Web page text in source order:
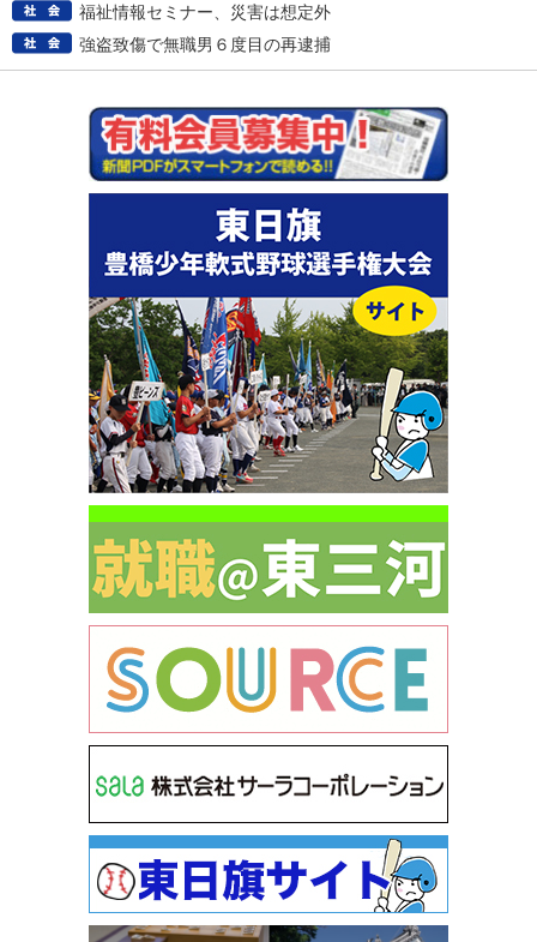
福祉情報セミナー、災害は想定外
強盗致傷で無職男６度目の再逮捕